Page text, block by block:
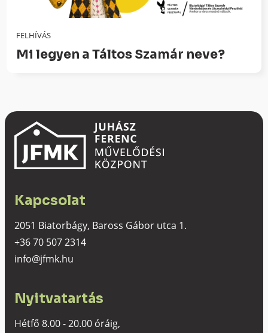
FELHÍVÁS
Mi legyen a Táltos Szamár neve?
Kapcsolat
2051 Biatorbágy, Baross Gábor utca 1.
+36 70 507 2314
info@jfmk.hu
Nyitvatartás
Hétfő 8.00 - 20.00 óráig,